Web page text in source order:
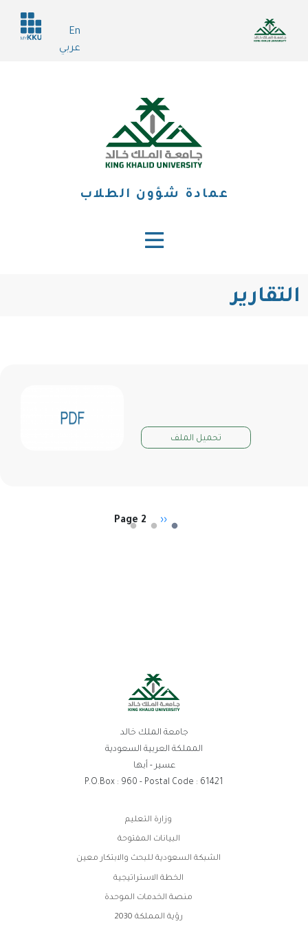
المحتوى
En
عربي
Header
services
عمادة شؤون الطلاب
التقارير
تحميل الملف
Previous
‹‹
Page 2
جامعة الملك خالد
المملكة العربية السعودية
عسير - أبها
P.O.Box : 960 - Postal Code : 61421
وزارة التعليم
البيانات المفتوحة
الشبكة السعودية للبحث والابتكار معين
الخطة الاستراتيجية
منصة الخدمات الموحدة
رؤية المملكة 2030